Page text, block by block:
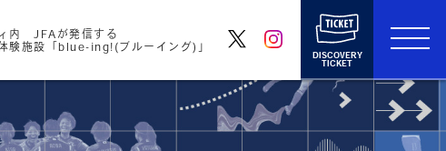
内 JFAが発信する
験施設「blue-ing!(ブルーイング)」
DISCOVERY
TICKET